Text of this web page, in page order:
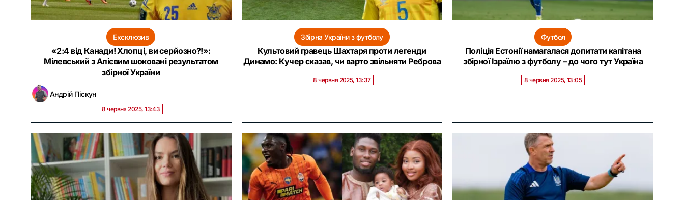
Ексклюзив
«2:4 від Канади! Хлопці, ви серйозно?!»:
Мілевський з Алієвим шоковані результатом
збірної України
Андрій Піскун
8 червня 2025, 13:43
Збірна України з футболу
Культовий гравець Шахтаря проти легенди
Динамо: Кучер сказав, чи варто звільняти Реброва
8 червня 2025, 13:37
Футбол
Поліція Естонії намагалася допитати капітана
збірної Ізраїлю з футболу – до чого тут Україна
8 червня 2025, 13:05